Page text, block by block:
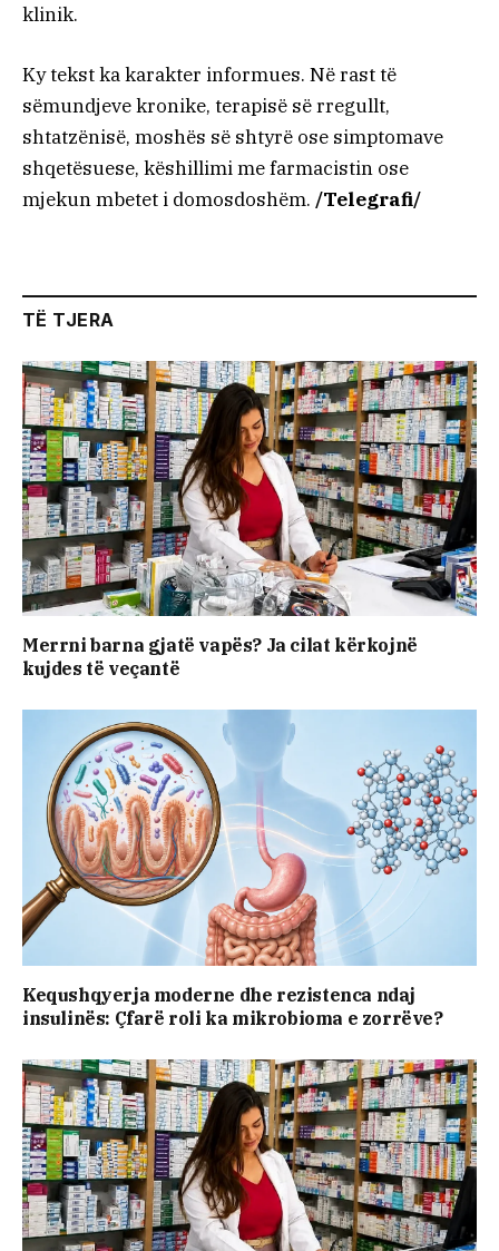
klinik.
Ky tekst ka karakter informues. Në rast të
sëmundjeve kronike, terapisë së rregullt,
shtatzënisë, moshës së shtyrë ose simptomave
shqetësuese, këshillimi me farmacistin ose
mjekun mbetet i domosdoshëm. /Telegrafi/
TË TJERA
Merrni barna gjatë vapës? Ja cilat kërkojnë
kujdes të veçantë
Kequshqyerja moderne dhe rezistenca ndaj
insulinës: Çfarë roli ka mikrobioma e zorrëve?